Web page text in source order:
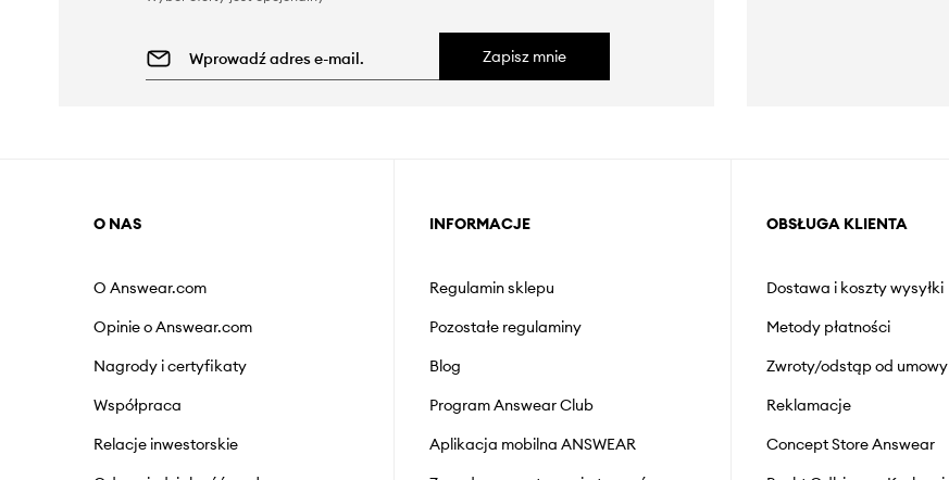
Zapisz mnie
O NAS
O Answear.com
Opinie o Answear.com
Nagrody i certyfikaty
Współpraca
Relacje inwestorskie
INFORMACJE
Regulamin sklepu
Pozostałe regulaminy
Blog
Program Answear Club
Aplikacja mobilna ANSWEAR
OBSŁUGA KLIENTA
Dostawa i koszty wysyłki
Metody płatności
Zwroty/odstąp od umowy
Reklamacje
Concept Store Answear